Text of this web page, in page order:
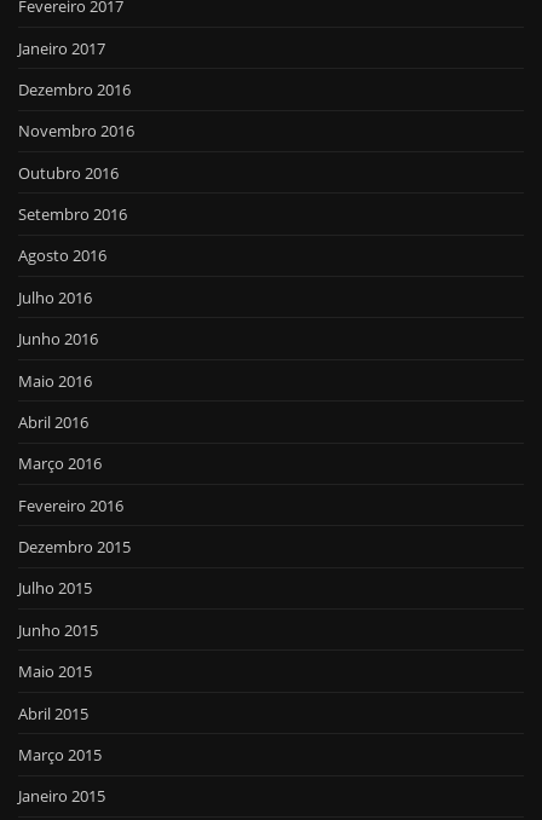
Fevereiro 2017
Janeiro 2017
Dezembro 2016
Novembro 2016
Outubro 2016
Setembro 2016
Agosto 2016
Julho 2016
Junho 2016
Maio 2016
Abril 2016
Março 2016
Fevereiro 2016
Dezembro 2015
Julho 2015
Junho 2015
Maio 2015
Abril 2015
Março 2015
Janeiro 2015